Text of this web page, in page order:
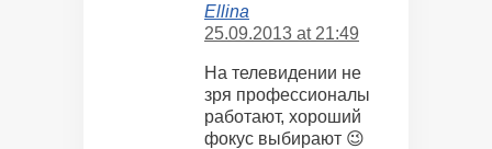
Ellina
25.09.2013 at 21:49
На телевидении не
зря профессионалы
работают, хороший
фокус выбирают 😉